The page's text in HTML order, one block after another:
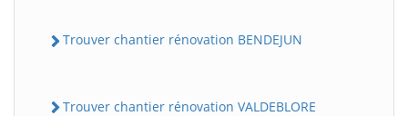
Trouver chantier rénovation BENDEJUN
Trouver chantier rénovation VALDEBLORE